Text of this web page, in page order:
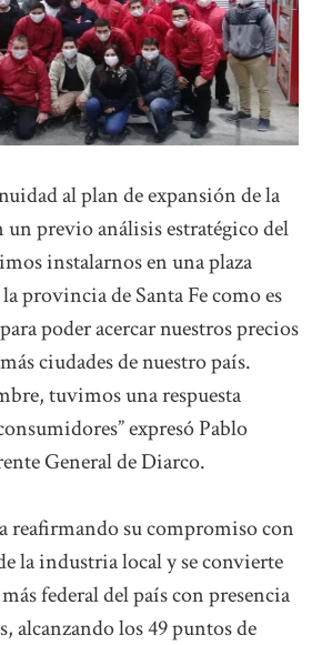
al plan de expansión de la
un previo análisis estratégico del
instalarnos en una plaza
provincia de Santa Fe como es
poder acercar nuestros precios
ciudades de nuestro país.
tuvimos una respuesta
expresó Pablo
General de Diarco.
reafirmando su compromiso con
la industria local y se convierte
federal del país con presencia
alcanzando los 49 puntos de